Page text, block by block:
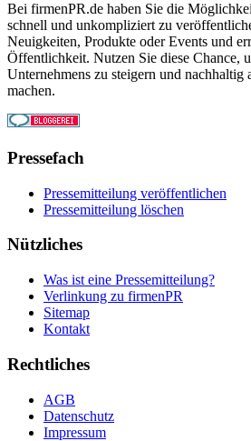
Bei firmenPR.de haben Sie die
schnell und unkompliziert zu
Neuigkeiten, Produkte oder Events und
Öffentlichkeit. Nutzen Sie diese Chance,
Unternehmens zu steigern und nachhaltig
machen.
Pressefach
Pressemitteilung veröffentlichen
Pressemitteilung löschen
Nützliches
Was ist eine Pressemitteilung?
Verlinkung zu firmenPR
Sitemap
Kontakt
Rechtliches
AGB
Datenschutz
Impressum